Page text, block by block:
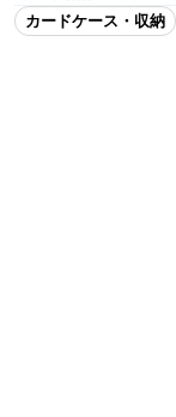
カードケース・収納